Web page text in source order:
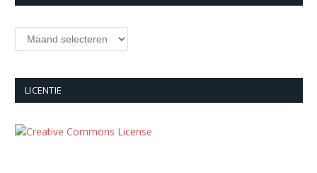
Archieven
LICENTIE